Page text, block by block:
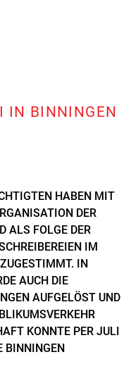
IN BINNINGEN
HABEN MIT
DER
ALS FOLGE DER
IM
IN
AUCH DIE
AUFGELÖST UND
KONNTE PER JULI
BINNINGEN